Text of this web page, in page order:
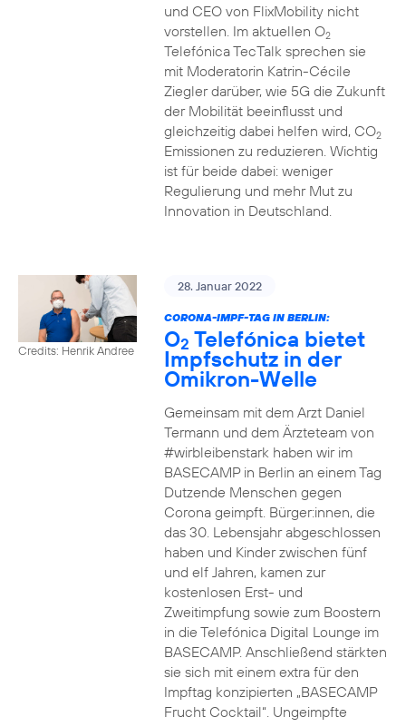
und CEO von FlixMobility nicht
vorstellen. Im aktuellen O2
Telefónica TecTalk sprechen sie
mit Moderatorin Katrin-Cécile
Ziegler darüber, wie 5G die Zukunft
der Mobilität beeinflusst und
gleichzeitig dabei helfen wird, CO2
Emissionen zu reduzieren. Wichtig
ist für beide dabei: weniger
Regulierung und mehr Mut zu
Innovation in Deutschland.
Credits: Henrik Andree
28. Januar 2022
CORONA-IMPF-TAG IN BERLIN:
O2 Telefónica bietet
Impfschutz in der
Omikron-Welle
Gemeinsam mit dem Arzt Daniel
Termann und dem Ärzteteam von
#wirbleibenstark haben wir im
BASECAMP in Berlin an einem Tag
Dutzende Menschen gegen
Corona geimpft. Bürger:innen, die
das 30. Lebensjahr abgeschlossen
haben und Kinder zwischen fünf
und elf Jahren, kamen zur
kostenlosen Erst- und
Zweitimpfung sowie zum Boostern
in die Telefónica Digital Lounge im
BASECAMP. Anschließend stärkten
sie sich mit einem extra für den
Impftag konzipierten „BASECAMP
Frucht Cocktail“. Ungeimpfte